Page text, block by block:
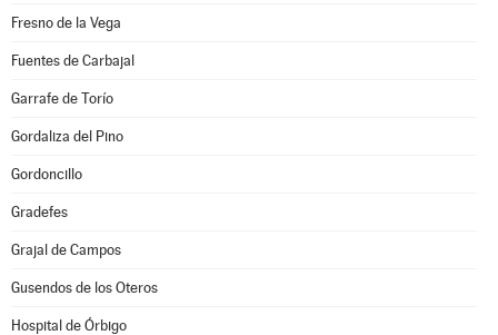
Fresno de la Vega
Fuentes de Carbajal
Garrafe de Torío
Gordaliza del Pino
Gordoncillo
Gradefes
Grajal de Campos
Gusendos de los Oteros
Hospital de Órbigo